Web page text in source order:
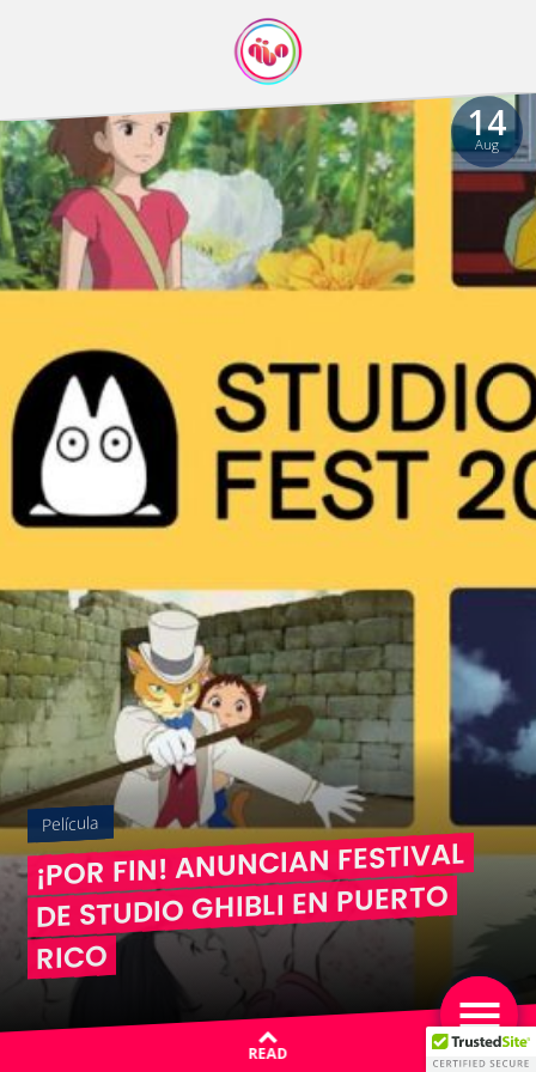
14
Aug
Película
¡POR FIN! ANUNCIAN FESTIVAL
DE STUDIO GHIBLI EN PUERTO
RICO
READ